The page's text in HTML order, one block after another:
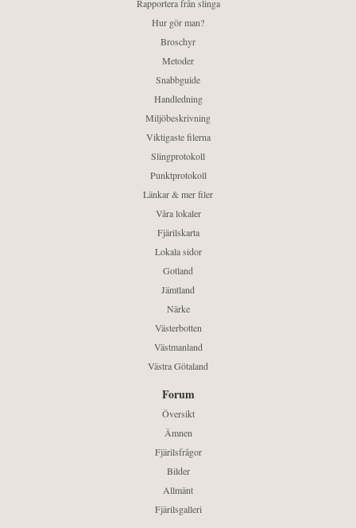
Rapportera från slinga
Hur gör man?
Broschyr
Metoder
Snabbguide
Handledning
Miljöbeskrivning
Viktigaste filerna
Slingprotokoll
Punktprotokoll
Länkar & mer filer
Våra lokaler
Fjärilskarta
Lokala sidor
Gotland
Jämtland
Närke
Västerbotten
Västmanland
Västra Götaland
Forum
Översikt
Ämnen
Fjärilsfrågor
Bilder
Allmänt
Fjärilsgalleri